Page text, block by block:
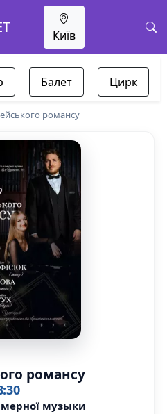
Київ
Балет Цирк
романсу
романсу
музыки